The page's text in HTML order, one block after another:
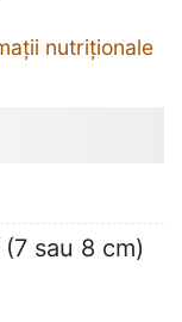
nutriționale
sau 8 cm)